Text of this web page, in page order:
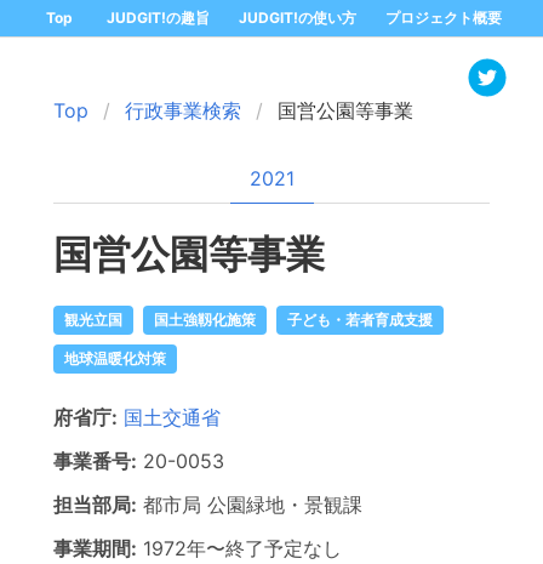
Top JUDGIT!の趣旨 JUDGIT!の使い方 プロジェクト概要
Top 行政事業検索 国営公園等事業
2021
国営公園等事業
観光立国 国土強靱化施策 子ども・若者育成支援
地球温暖化対策
府省庁: 国土交通省
事業番号: 20-0053
担当部局: 都市局 公園緑地・景観課
事業期間: 1972年〜終了予定なし